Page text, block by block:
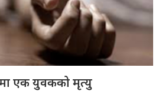
एक युवकको मृत्यु